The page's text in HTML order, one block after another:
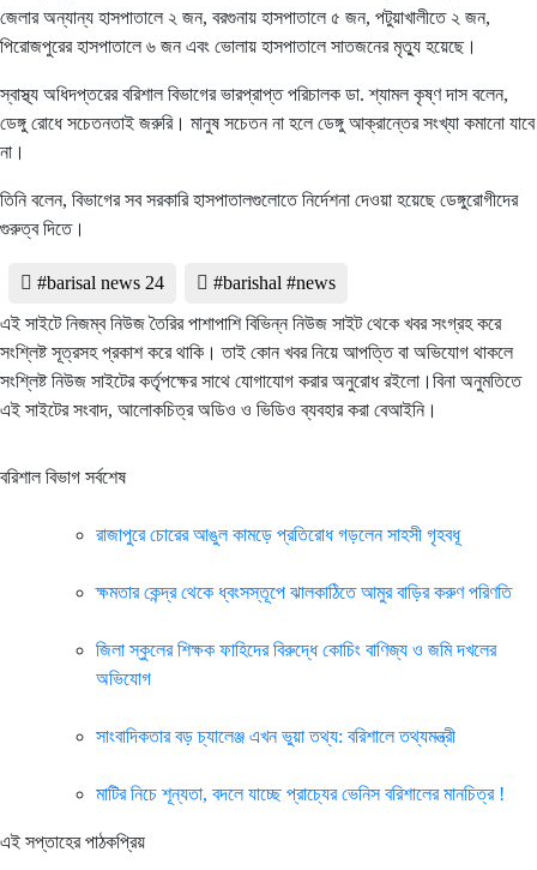
জেলার অন্যান্য হাসপাতালে ২ জন, বরগুনায় হাসপাতালে ৫ জন, পটুয়াখালীতে ২ জন,
পিরোজপুরের হাসপাতালে ৬ জন এবং ভোলায় হাসপাতালে সাতজনের মৃত্যু হয়েছে।
স্বাস্থ্য অধিদপ্তরের বরিশাল বিভাগের ভারপ্রাপ্ত পরিচালক ডা. শ্যামল কৃষ্ণ দাস বলেন,
ডেঙ্গু রোধে সচেতনতাই জরুরি। মানুষ সচেতন না হলে ডেঙ্গু আক্রান্তের সংখ্যা কমানো যাবে
না।
তিনি বলেন, বিভাগের সব সরকারি হাসপাতালগুলোতে নির্দেশনা দেওয়া হয়েছে ডেঙ্গুরোগীদের
গুরুত্ব দিতে।
#barisal news 24
#barishal #news
এই সাইটে নিজম্ব নিউজ তৈরির পাশাপাশি বিভিন্ন নিউজ সাইট থেকে খবর সংগ্রহ করে
সংশ্লিষ্ট সূত্রসহ প্রকাশ করে থাকি। তাই কোন খবর নিয়ে আপত্তি বা অভিযোগ থাকলে
সংশ্লিষ্ট নিউজ সাইটের কর্তৃপক্ষের সাথে যোগাযোগ করার অনুরোধ রইলো।বিনা অনুমতিতে
এই সাইটের সংবাদ, আলোকচিত্র অডিও ও ভিডিও ব্যবহার করা বেআইনি।
বরিশাল বিভাগ সর্বশেষ
রাজাপুরে চোরের আঙুল কামড়ে প্রতিরোধ গড়লেন সাহসী গৃহবধূ
ক্ষমতার কেন্দ্র থেকে ধ্বংসস্তূপে ঝালকাঠিতে আমুর বাড়ির করুণ পরিণতি
জিলা স্কুলের শিক্ষক ফাহিদের বিরুদ্ধে কোচিং বাণিজ্য ও জমি দখলের
অভিযোগ
সাংবাদিকতার বড় চ্যালেঞ্জ এখন ভুয়া তথ্য: বরিশালে তথ্যমন্ত্রী
মাটির নিচে শূন্যতা, বদলে যাচ্ছে প্রাচ্যের ভেনিস বরিশালের মানচিত্র !
এই সপ্তাহের পাঠকপ্রিয়